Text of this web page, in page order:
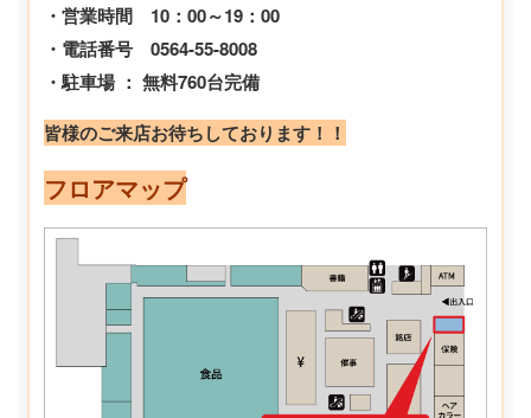
・営業時間 10：00～19：00
・電話番号 0564-55-8008
・駐車場 ： 無料760台完備
皆様のご来店お待ちしております！！
フロアマップ